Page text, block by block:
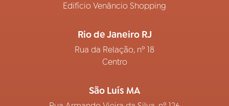
Edifício Venâncio Shopping
Rio de Janeiro RJ
Rua da Relação, nº 18
Centro
São Luís MA